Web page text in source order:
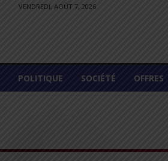
VENDREDI, AOÛT 7, 2026
POLITIQUE SOCIÉTÉ OFFRES